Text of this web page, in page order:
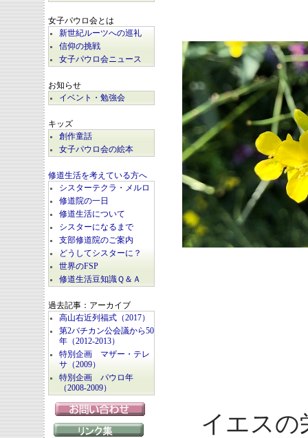
女子パウロ会とは
新世紀ルーツへの巡礼
信仰の挑戦
女子パウロ会ニュース
お知らせ
イベント・勉強会
キッズ
創作童話
女子パウロ会の絵本
修道生活を考えている方へ
シスターテクラ・メルロ
修道院の一日
修道生活について
シスターになるまで
支部修道院のご案内
どうしてシスターに？
世界のFSP
修道生活豆知識Ｑ＆Ａ
過去記事：アーカイブ
高山右近列福式（2017）
第2バチカン公会議から50
年（2012-2013）
特別企画 マザー・テレ
サ（2009）
特別企画 パウロ年
（2008-2009）
イエスの